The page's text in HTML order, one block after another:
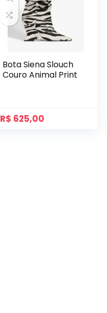
Bota Siena Slouch
Couro Animal Print
R$ 625,00